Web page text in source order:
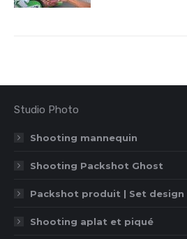
Studio Photo
Shooting mannequin
Shooting Packshot Ghost
Packshot produit | Set design
Shooting aplat et piqué